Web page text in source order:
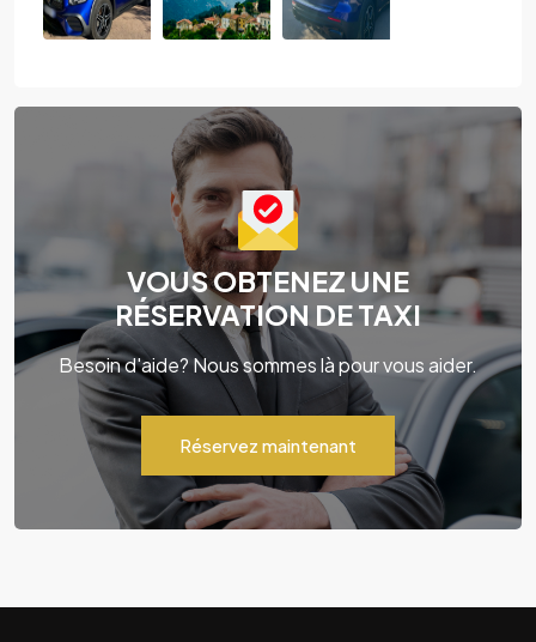
VOUS OBTENEZ UNE
RÉSERVATION DE TAXI
Besoin d'aide? Nous sommes là pour vous aider.
Réservez maintenant